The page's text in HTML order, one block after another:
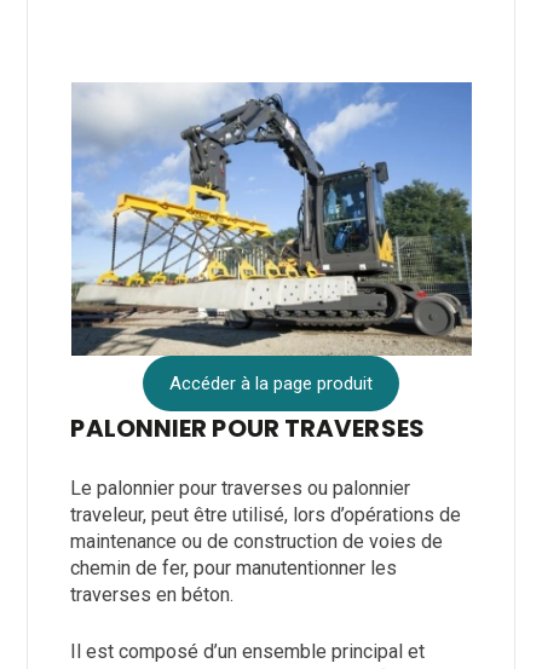
Accéder à la page produit
PALONNIER POUR TRAVERSES
Le palonnier pour traverses ou palonnier
traveleur, peut être utilisé, lors d’opérations de
maintenance ou de construction de voies de
chemin de fer, pour manutentionner les
traverses en béton.
Il est composé d’un ensemble principal et